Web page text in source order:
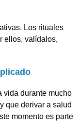
Los rituales
ellos, valídalos,
vida durante mucho
que derivar a salud
momento es parte